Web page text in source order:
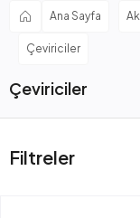
Ana Sayfa
Çeviriciler
Çeviriciler
Filtreler